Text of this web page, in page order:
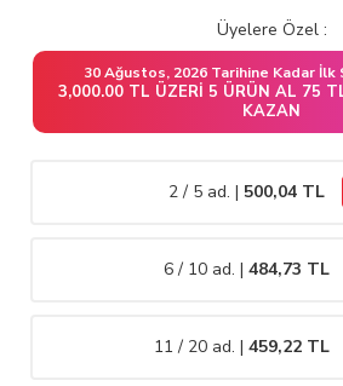
Üyelere Özel :
30 Ağustos, 2026 Tarihine Kadar
3,000.00 TL ÜZERI 5 ÜRÜN AL 75
KAZAN
2 / 5 ad. | 500,04 TL
6 / 10 ad. | 484,73 TL
11 / 20 ad. | 459,22 TL